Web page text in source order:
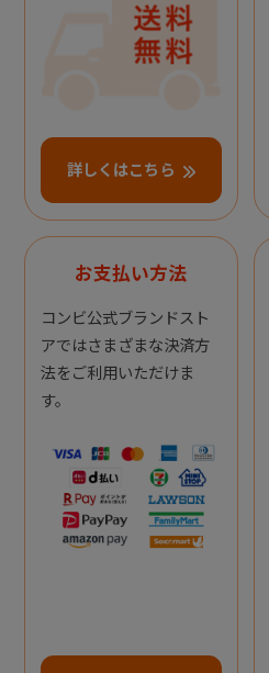
詳しくはこちら
お支払い方法
コンビ公式ブランドスト
アではさまざまな決済方
法をご利用いただけま
す。